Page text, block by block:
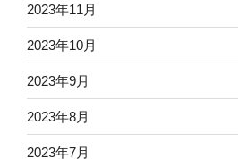
2023年11月
2023年10月
2023年9月
2023年8月
2023年7月